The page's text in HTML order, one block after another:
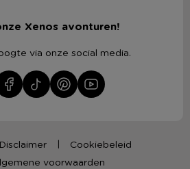
Xenos avonturen!
via onze social media.
Disclaimer
Cookiebeleid
voorwaarden